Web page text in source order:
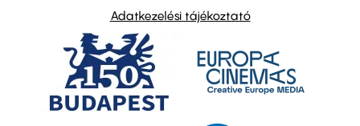
Adatkezelési tájékoztató